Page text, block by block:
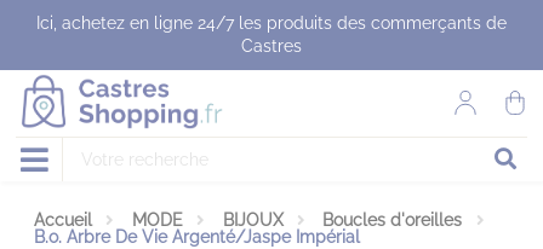
Ici, achetez en ligne 24/7 les produits des commerçants de
Castres
Accueil MODE BIJOUX
Boucles d'oreilles
B.o. Arbre De Vie Argenté/Jaspe Impérial
Panneau de gestion des cookies